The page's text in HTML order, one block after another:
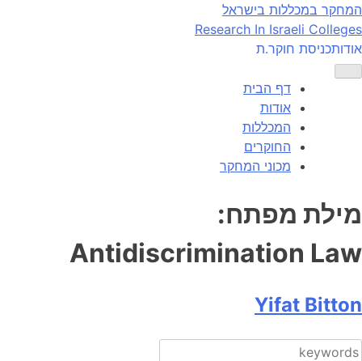
Skip
to
content
המחקר במכללות בישראל
Research In Israeli Colleges
אודותכניסת חוקר.ת
דף הבית
אודות
המכללות
החוקרים
מכוני המחקר
מילת מפתח:
Antidiscrimination Law
Yifat Bitton